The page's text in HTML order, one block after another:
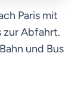
Paris mit
zur Abfahrt.
und Bus